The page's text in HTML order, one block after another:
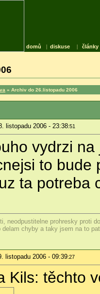
domů | diskuse | články
» Archiv do 26.listopadu 2006
listopadu 2006 - 23:38:51
vydrzi
to bude
ta potreba
neodpustitelne prohresky proti
chyby a taky jsem na to
listopadu 2006 - 09:39:27
Kils: těchto